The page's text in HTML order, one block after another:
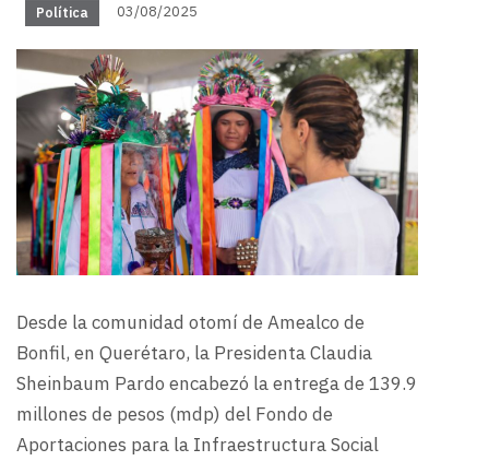
Política 03/08/2025
Desde la comunidad otomí de Amealco de
Bonfil, en Querétaro, la Presidenta Claudia
Sheinbaum Pardo encabezó la entrega de 139.9
millones de pesos (mdp) del Fondo de
Aportaciones para la Infraestructura Social